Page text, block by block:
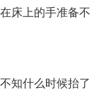
床上的手准备不
知什么时候抬了